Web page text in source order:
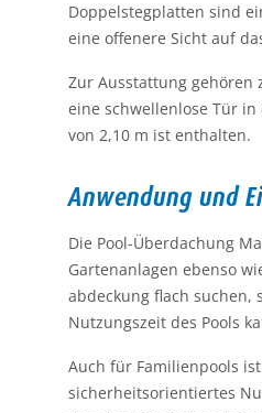
Doppelstegplatten sind
eine offenere Sicht auf
Zur Ausstattung gehören
eine schwellenlose Tür
von 2,10 m ist enthalten.
Anwendung und
Die Pool-Überdachung
Gartenanlagen ebenso
abdeckung flach suchen,
Nutzungszeit des Pools
Auch für Familienpools
sicherheitsorientiertes